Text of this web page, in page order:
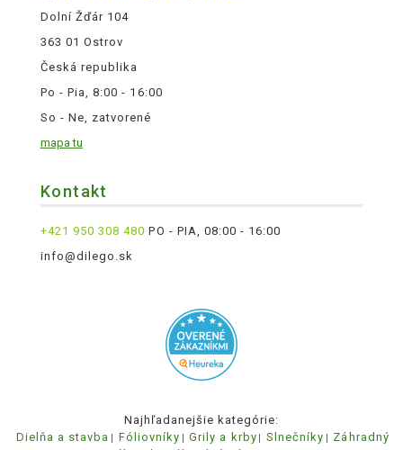
Dolní Žďár 104
363 01 Ostrov
Česká republika
Po - Pia, 8:00 - 16:00
So - Ne, zatvorené
mapa tu
Kontakt
+421 950 308 480 PO - PIA, 08:00 - 16:00
info@dilego.sk
Najhľadanejšie kategórie:
Dielňa a stavba
Fóliovníky Grily a krby Slnečníky
Záhradný